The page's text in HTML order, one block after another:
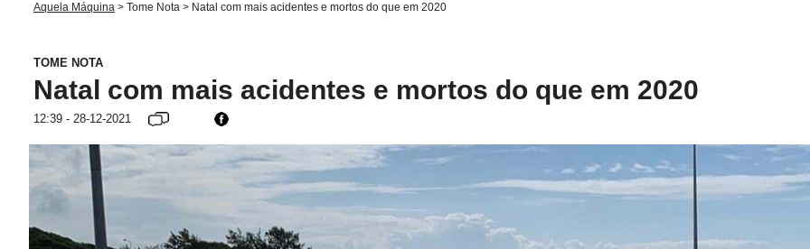
Aquela Máquina > Tome Nota > Natal com mais acidentes e mortos do que em 2020
TOME NOTA
Natal com mais acidentes e mortos do que em 2020
12:39 - 28-12-2021